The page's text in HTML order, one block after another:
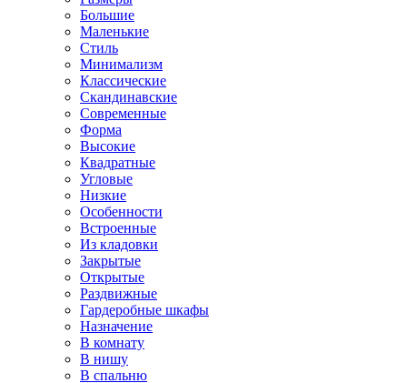
Большие
Маленькие
Стиль
Минимализм
Классические
Скандинавские
Современные
Форма
Высокие
Квадратные
Угловые
Низкие
Особенности
Встроенные
Из кладовки
Закрытые
Открытые
Раздвижные
Гардеробные шкафы
Назначение
В комнату
В нишу
В спальню